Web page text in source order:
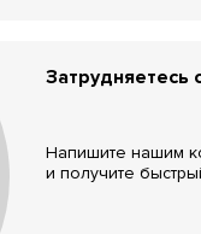
Затрудняетесь
Напишите нашим
и получите